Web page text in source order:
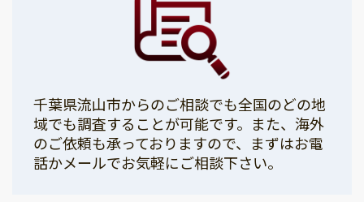
千葉県流山市からのご相談でも全国のどの地
域でも調査することが可能です。また、海外
のご依頼も承っておりますので、まずはお電
話かメールでお気軽にご相談下さい。